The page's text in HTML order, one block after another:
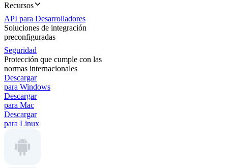
Recursos
API para Desarrolladores
Soluciones de integración
preconfiguradas
Seguridad
Protección que cumple con las
normas internacionales
Descargar
para Windows
Descargar
para Mac
Descargar
para Linux